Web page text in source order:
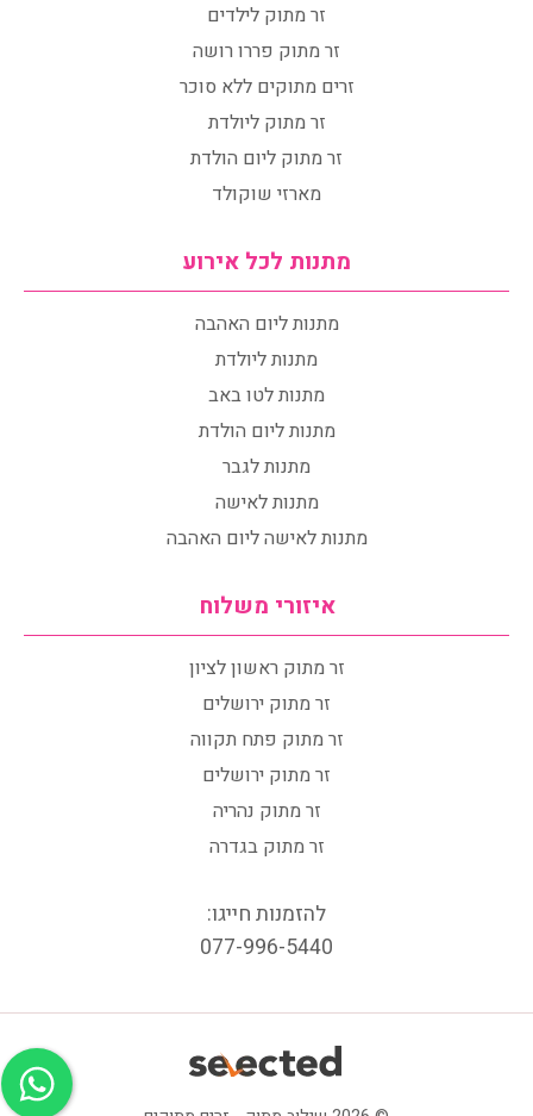
זר מתוק לילדים
זר מתוק פררו רושה
זרים מתוקים ללא סוכר
זר מתוק ליולדת
זר מתוק ליום הולדת
מארזי שוקולד
מתנות לכל אירוע
מתנות ליום האהבה
מתנות ליולדת
מתנות לטו באב
מתנות ליום הולדת
מתנות לגבר
מתנות לאישה
מתנות לאישה ליום האהבה
איזורי משלוח
זר מתוק ראשון לציון
זר מתוק ירושלים
זר מתוק פתח תקווה
זר מתוק ירושלים
זר מתוק נהריה
זר מתוק בגדרה
להזמנות חייגו:
077-996-5440